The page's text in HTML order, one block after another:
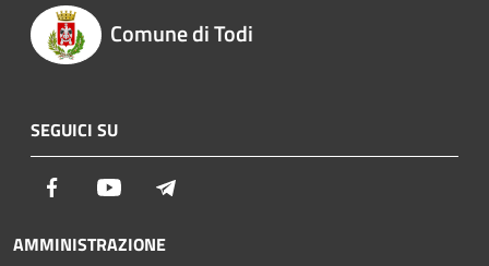
Comune di Todi
SEGUICI SU
Facebook Youtube
AMMINISTRAZIONE